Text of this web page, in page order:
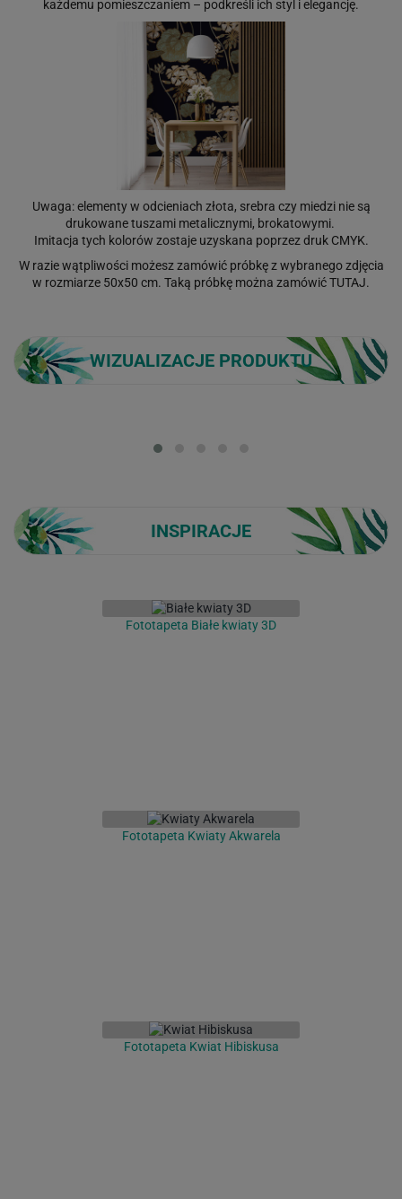
każdemu pomieszczaniem – podkreśli ich styl i elegancję.
Uwaga: elementy w odcieniach złota, srebra czy miedzi nie są
drukowane tuszami metalicznymi, brokatowymi.
Imitacja tych kolorów zostaje uzyskana poprzez druk CMYK.
W razie wątpliwości możesz zamówić próbkę z wybranego zdjęcia
w rozmiarze 50x50 cm. Taką próbkę można zamówićTUTAJ.
WIZUALIZACJE PRODUKTU
INSPIRACJE
Fototapeta Białe kwiaty 3D
Fototapeta Kwiaty Akwarela
Fototapeta Kwiat Hibiskusa